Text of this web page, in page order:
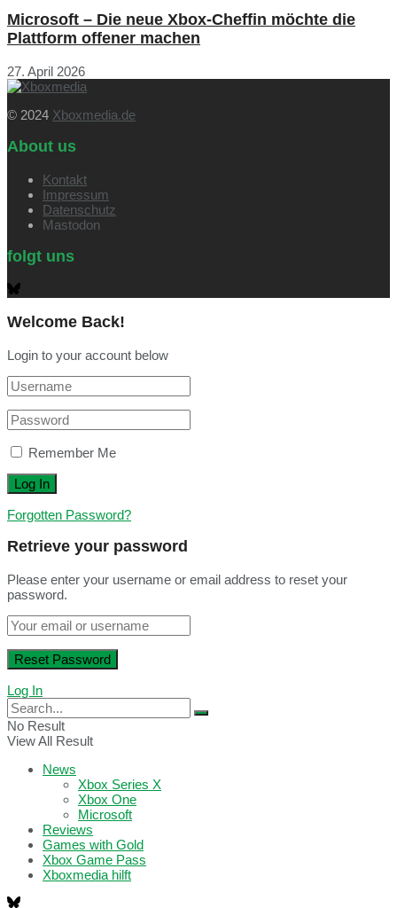
Microsoft – Die neue Xbox-Cheffin möchte die
Plattform offener machen
27. April 2026
© 2024 Xboxmedia.de
About us
Kontakt
Impressum
Datenschutz
Mastodon
folgt uns
Welcome Back!
Login to your account below
Remember Me
Forgotten Password?
Retrieve your password
Please enter your username or email address to reset your
password.
Log In
No Result
View All Result
News
Xbox Series X
Xbox One
Microsoft
Reviews
Games with Gold
Xbox Game Pass
Xboxmedia hilft